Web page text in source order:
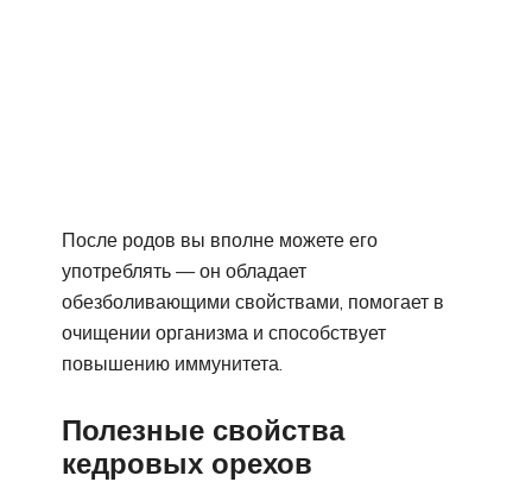
После родов вы вполне можете его
употреблять — он обладает
обезболивающими свойствами, помогает в
очищении организма и способствует
повышению иммунитета.
Полезные свойства
кедровых орехов